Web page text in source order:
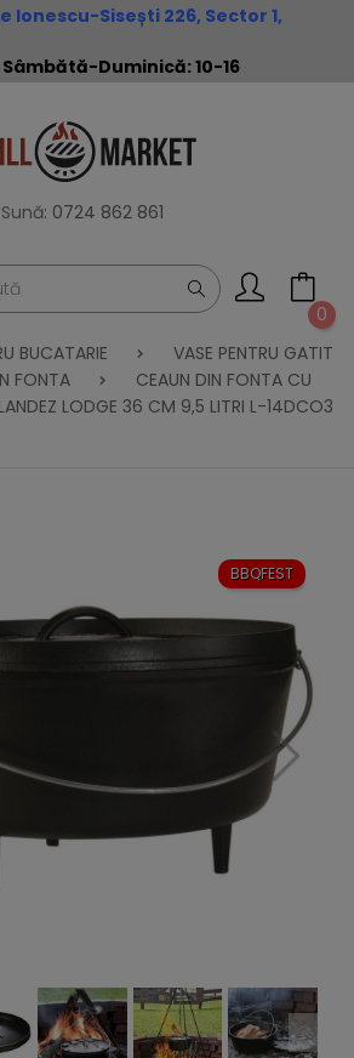
Ionescu-Sisești 226, Sector 1,
Duminică: 10-16
Sună: 0724 862 861
0
BUCATARIE
VASE PENTRU GATIT
FONTA
CEAUN DIN FONTA CU
LODGE 36 CM 9,5 LITRI L-14DCO3
BBQFEST